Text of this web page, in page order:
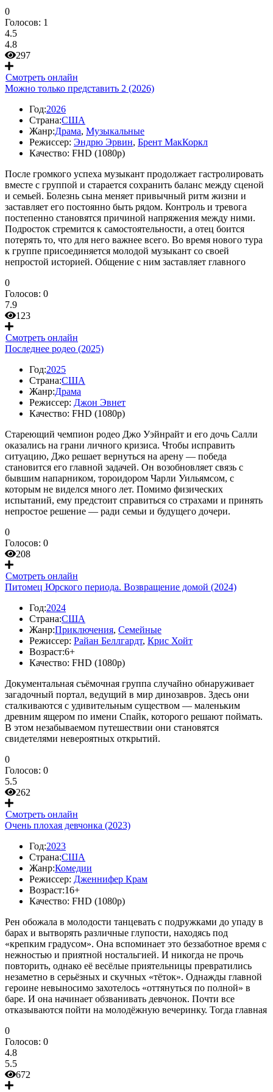
0
Голосов: 1
4.5
4.8
297
Смотреть онлайн
Можно только представить 2 (2026)
Год:2026
Страна:США
Жанр:Драма, Музыкальные
Режиссер: Эндрю Эрвин, Брент МакКоркл
Качество: FHD (1080p)
После громкого успеха музыкант продолжает гастролировать
вместе с группой и старается сохранить баланс между сценой
и семьей. Болезнь сына меняет привычный ритм жизни и
заставляет его постоянно быть рядом. Контроль и тревога
постепенно становятся причиной напряжения между ними.
Подросток стремится к самостоятельности, а отец боится
потерять то, что для него важнее всего. Во время нового тура
к группе присоединяется молодой музыкант со своей
непростой историей. Общение с ним заставляет главного
0
Голосов: 0
7.9
123
Смотреть онлайн
Последнее родео (2025)
Год:2025
Страна:США
Жанр:Драма
Режиссер: Джон Эвнет
Качество: FHD (1080p)
Стареющий чемпион родео Джо Уэйнрайт и его дочь Салли
оказались на грани личного кризиса. Чтобы исправить
ситуацию, Джо решает вернуться на арену — победа
становится его главной задачей. Он возобновляет связь с
бывшим напарником, тороидором Чарли Уильямсом, с
которым не виделся много лет. Помимо физических
испытаний, ему предстоит справиться со страхами и принять
непростое решение — ради семьи и будущего дочери.
0
Голосов: 0
208
Смотреть онлайн
Питомец Юрского периода. Возвращение домой (2024)
Год:2024
Страна:США
Жанр:Приключения, Семейные
Режиссер: Райан Беллгардт, Крис Хойт
Возраст:6+
Качество: FHD (1080p)
Документальная съёмочная группа случайно обнаруживает
загадочный портал, ведущий в мир динозавров. Здесь они
сталкиваются с удивительным существом — маленьким
древним ящером по имени Спайк, которого решают поймать.
В этом незабываемом путешествии они становятся
свидетелями невероятных открытий.
0
Голосов: 0
5.5
262
Смотреть онлайн
Очень плохая девчонка (2023)
Год:2023
Страна:США
Жанр:Комедии
Режиссер: Дженнифер Крам
Возраст:16+
Качество: FHD (1080p)
Рен обожала в молодости танцевать с подружками до упаду в
барах и вытворять различные глупости, находясь под
«крепким градусом». Она вспоминает это беззаботное время с
нежностью и приятной ностальгией. И никогда не прочь
повторить, однако её весёлые приятельницы превратились
незаметно в серьёзных и скучных «тёток». Однажды главной
героине невыносимо захотелось «оттянуться по полной» в
баре. И она начинает обзванивать девчонок. Почти все
отказываются пойти на молодёжную вечеринку. Тогда главная
0
Голосов: 0
4.8
5.5
672